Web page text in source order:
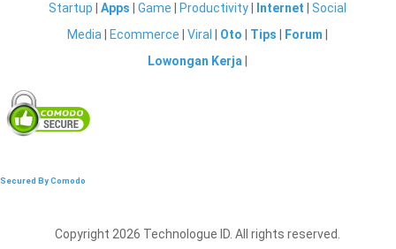
Startup |Apps |Game Productivity Internet |Social
Media
Ecommerce |Viral Oto Tips Forum
Lowongan Kerja
Secured By Comodo
Copyright 2026 Technologue ID. All rights reserved.